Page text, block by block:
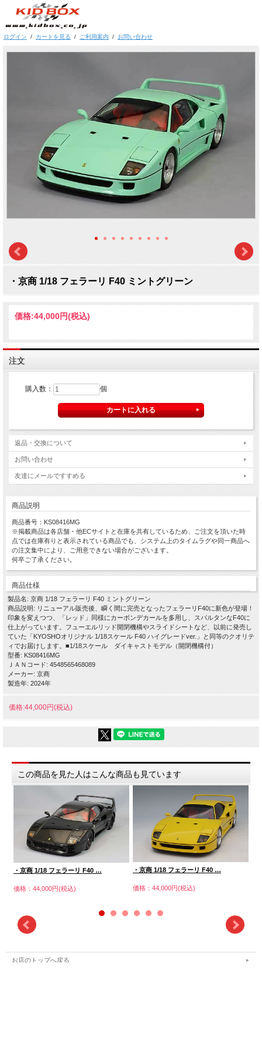
ログイン / カートを見る / ご利用案内 / お問い合わせ
・京商 1/18 フェラーリ F40 ミントグリーン
価格:44,000円(税込)
注文
購入数： 個
返品・交換について
お問い合わせ
友達にメールですすめる
商品説明
商品番号：KS08416MG
※掲載商品は各店舗・他ECサイトと在庫を共有しているため、ご注文を頂いた時
点では在庫有りと表示されている商品でも、システム上のタイムラグや同一商品へ
の注文集中により、ご用意できない場合がございます。
何卒ご了承ください。
商品仕様
製品名: 京商 1/18 フェラーリ F40 ミントグリーン
商品説明: リニューアル販売後、瞬く間に完売となったフェラーリF40に新色が登場！
印象を変えつつ、「レッド」同様にカーボンデカールを多用し、スパルタンなF40に
仕上がっています。フューエルリッド開閉機構やスライドシートなど、以前に発売し
ていた「KYOSHOオリジナル 1/18スケール F40 ハイグレードver.」と同等のクオリテ
ィでお届けします。■1/18スケール ダイキャストモデル（開閉機構付）
型番: KS08416MG
ＪＡＮコード: 4548565468089
メーカー: 京商
製造年: 2024年
価格:44,000円(税込)
この商品を見た人はこんな商品も見ています
・京商 1/18 フェラーリ F40 …
価格：44,000円(税込)
・京商 1/18 フェラーリ F40 …
価格：44,000円(税込)
お店のトップへ戻る